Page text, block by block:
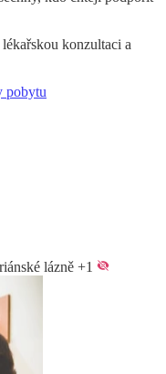
konzultaci a
pobytu
lázně +1